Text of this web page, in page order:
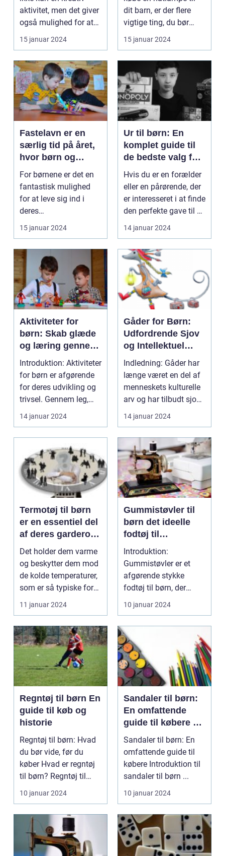
forældre,
bedsteforældre og
strikkeentusiaster,
der ønsker at
skabe sjove og
smukke
beklædningsgenst
ande til de små
aktivitet, men det giver
også mulighed for at
skabe uni...
15 januar 2024
skabe en
beroligende
atmosfære om
natten
dit barn, er der flere
vigtige ting, du bør
have i tankern...
15 januar 2024
Fastelavn er en
særlig tid på året,
hvor børn og
voksne klæder sig
ud og fejrer
traditionen med
fastelavnsfester
For børnene er det en
fantastisk mulighed
for at leve sig ind i
deres
yndlingskarakterer og
skabe mi...
15 januar 2024
Ur til børn: En
komplet guide til
de bedste valg for
dine små
Hvis du er en forælder
eller en pårørende, der
er interesseret i at finde
den perfekte gave til et
b...
14 januar 2024
Aktiviteter for
børn: Skab glæde
og læring gennem
sjove og
udfordrende
aktiviteter
Introduktion: Aktiviteter
for børn er afgørende
for deres udvikling og
trivsel. Gennem leg,
kreativi...
14 januar 2024
Gåder for Børn:
Udfordrende Sjov
og Intellektuel
Stimulering
Indledning: Gåder har
længe været en del af
menneskets kulturelle
arv og har tilbudt sjov
og intell...
14 januar 2024
Termotøj til børn
er en essentiel del
af deres garderobe
i vintermånederne
Det holder dem varme
og beskytter dem mod
de kolde temperaturer,
som er så typiske for
denne tid på ...
11 januar 2024
Gummistøvler til
børn det ideelle
fodtøj til
udendørsaktivitete
r
Introduktion:
Gummistøvler er et
afgørende stykke
fodtøj til børn, der
elsker at udforske og
lege u...
10 januar 2024
Regntøj til børn En
guide til køb og
historie
Regntøj til børn: Hvad
du bør vide, før du
køber Hvad er regntøj
til børn? Regntøj til
børn er en ...
10 januar 2024
Sandaler til børn:
En omfattende
guide til købere af
sandaler til børn
Sandaler til børn: En
omfattende guide til
købere Introduktion til
sandaler til børn ...
10 januar 2024